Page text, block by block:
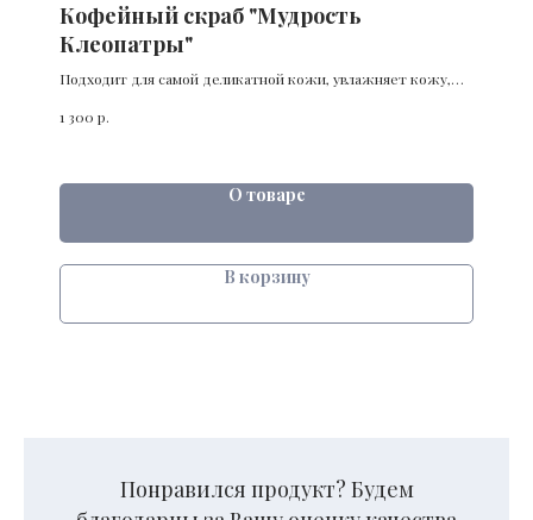
Кофейный скраб "Мудрость
Клеопатры"
Подходит для самой деликатной кожи, увлажняет кожу,
1 300 р.
О товаре
В корзину
Понравился продукт? Будем